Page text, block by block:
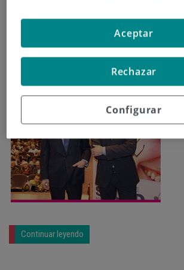
Éxito de asistencia en la
los otorrinolaringólogos Xabier
sobre la hipoacusia y el vértigo
Continuar leyendo
Configurar
Rechazar
Aceptar